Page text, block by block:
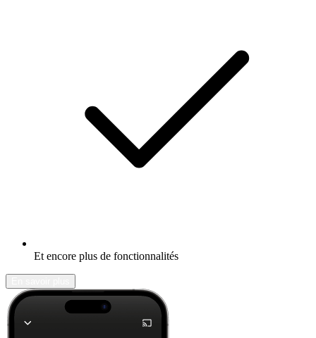
Et encore plus de fonctionnalités